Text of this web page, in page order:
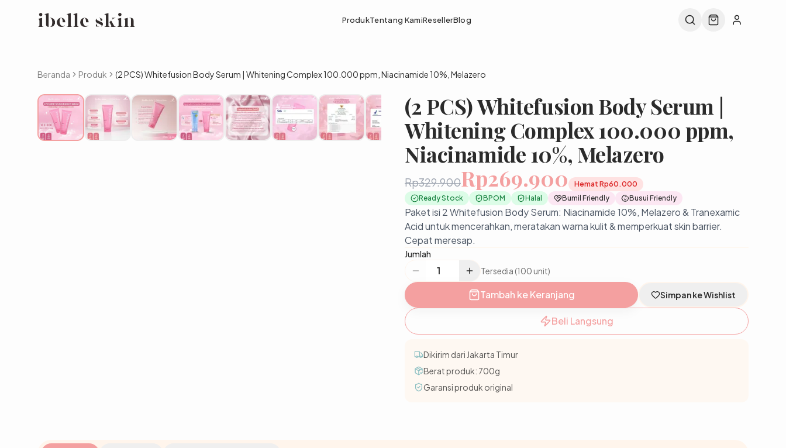
ProdukTentang KamiResellerBlog
Beranda Produk (2 PCS) Whitefusion Body Serum | Whitening Complex 100.000 ppm, Niacinamide 10%, Melazero️
(2 PCS) Whitefusion Body Serum |
Whitening Complex 100.000 ppm,
Niacinamide 10%, Melazero️
Rp329.900Rp269.900 Hemat Rp60.000
Ready Stock
BPOM Halal Bumil Friendly Busui Friendly
Paket isi 2 Whitefusion Body Serum: Niacinamide 10%, Melazero & Tranexamic
Acid untuk mencerahkan, meratakan warna kulit & memperkuat skin barrier.
Cepat meresap.
Jumlah
Tersedia (100 unit)
Tambah ke Keranjang Simpan ke Wishlist
Beli Langsung
Dikirim dari Jakarta Timur
Berat produk: 700g
Garansi produk original